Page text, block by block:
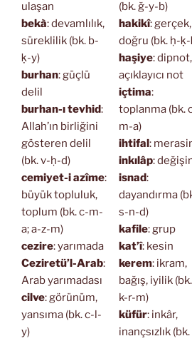
ulaşan
bekà: devamlılık,
süreklilik (bk. b-
ḳ-y)
burhan: güçlü
delil
burhan-ı tevhid:
Allah’ın birliğini
gösteren delil
(bk. v-ḥ-d)
cemiyet-i azîme:
büyük topluluk,
toplum (bk. c-m-
a; a-z-m)
cezire: yarımada
Ceziretü’l-Arab:
Arab yarımadası
cilve: görünüm,
yansıma (bk. c-l-
y)
(bk. ğ-y-b)
hakikî: gerçek,
doğru (bk. ḥ-ḳ-
haşiye: dipnot,
açıklayıcı not
içtima:
toplanma (bk.
m-a)
ihtifal:
inkılâp:
isnad:
dayandırma
s-n-d)
kafile: grup
kat’î: kesin
kerem: ikram,
bağış, iyilik (bk.
k-r-m)
küfür: inkâr,
inançsızlık (bk.